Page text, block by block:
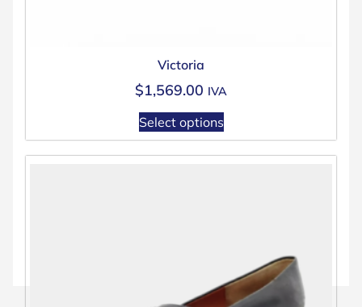
Victoria
$1,569.00 IVA
Select options